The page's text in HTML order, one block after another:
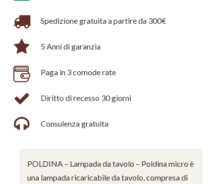
Spedizione gratuita a partire da 300€
5 Anni di garanzia
Paga in 3 comode rate
Diritto di recesso 30 giorni
Consulenza gratuita
POLDINA – Lampada da tavolo – Poldina micro è
una lampada ricaricabile da tavolo, compresa di